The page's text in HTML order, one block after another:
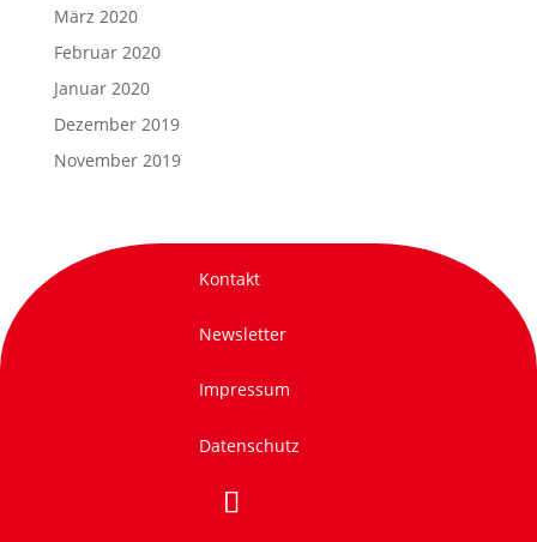
März 2020
Februar 2020
Januar 2020
Dezember 2019
November 2019
Kontakt
Newsletter
Impressum
Datenschutz